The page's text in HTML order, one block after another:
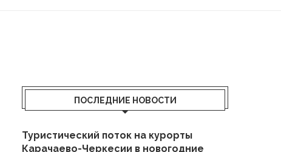
ПОСЛЕДНИЕ НОВОСТИ
Туристический поток на курорты
Карачаево-Черкесии в новогодние